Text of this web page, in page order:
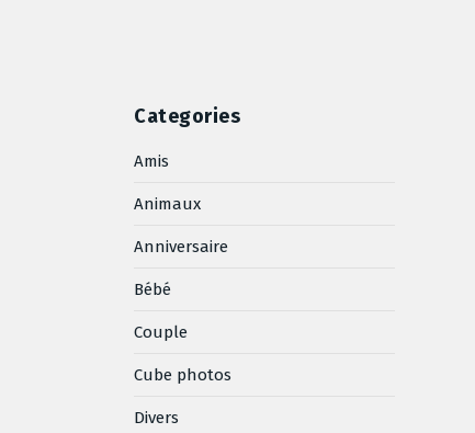
Categories
Amis
Animaux
Anniversaire
Bébé
Couple
Cube photos
Divers